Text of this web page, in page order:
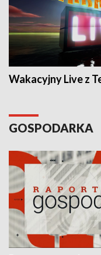
Wakacyjny Live z
GOSPODARKA